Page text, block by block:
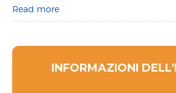
Read more
INFORMAZIONI